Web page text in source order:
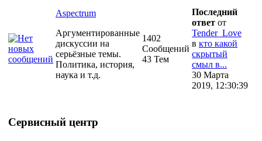
Aspectrum
Аргументированные
дискуссии на
серьёзные темы.
Политика, история,
наука и т.д.
1402
Сообщений
43 Тем
Последний
ответ от
Tender_Love
в кто какой
скрытый
смыл в...
30 Марта
2019, 12:30:39
Сервисный центр